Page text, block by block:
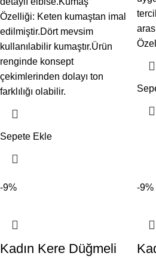
Özelliği: Keten kumaştan imal
edilmiştir.Dört mevsim
kullanılabilir kumaştır.Ürün
renginde konsept
çekimlerinden dolayı ton
farklılığı olabilir.
Sepete Ekle
-9%
Kadın Kere Düğmeli
-9%